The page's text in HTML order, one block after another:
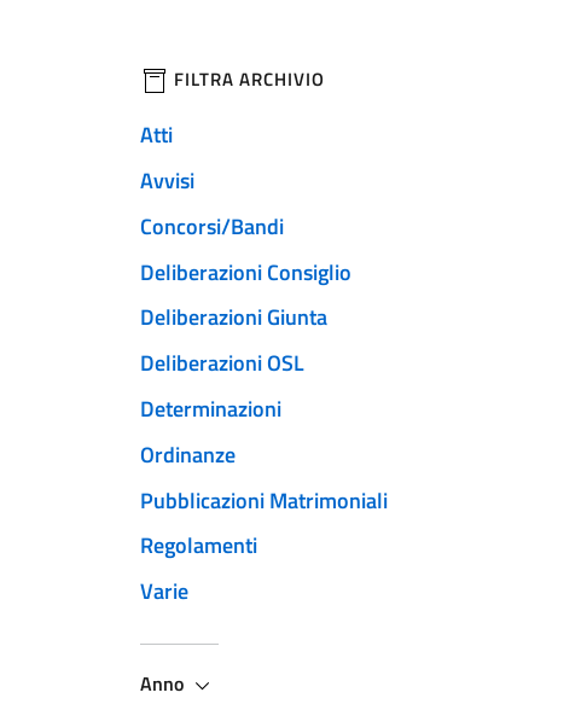
filtri da applicare
FILTRA ARCHIVIO
Atti
Avvisi
Concorsi/Bandi
Deliberazioni Consiglio
Deliberazioni Giunta
Deliberazioni OSL
Determinazioni
Ordinanze
Pubblicazioni Matrimoniali
Regolamenti
Varie
Anno